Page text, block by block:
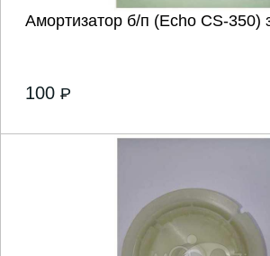
Амортизатор б/п (Echo CS-350)
100 P